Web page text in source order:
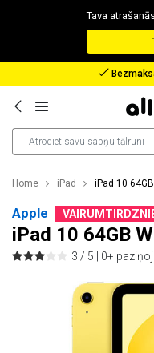
Tava
Home iPad iPad 10
Apple
iPad 10 64GB
3 / 5 | 0+